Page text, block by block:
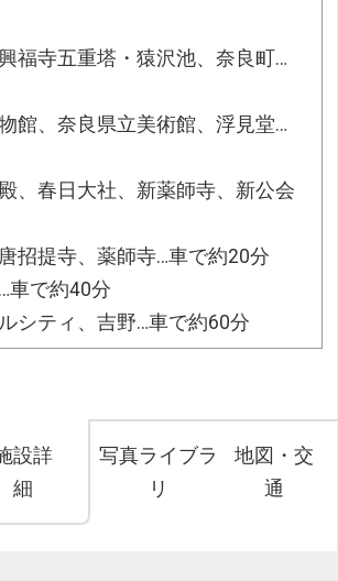
福寺五重塔・猿沢池、奈良町…
館、奈良県立美術館、浮見堂…
、春日大社、新薬師寺、新公会
招提寺、薬師寺…車で約20分
車で約40分
シティ、吉野…車で約60分
設詳
細
写真ライブラ
リ
地図・交
通